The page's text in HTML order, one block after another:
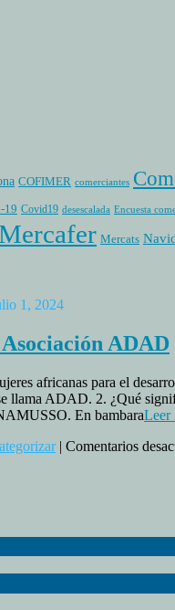
COFIMER comerciantes
19 Covid19 desescalada Encuesta
Mercats
1, 2024
ADAD
africanas para el
llama ADAD. 2. ¿Qué
En bambaraLeer
| Comentarios